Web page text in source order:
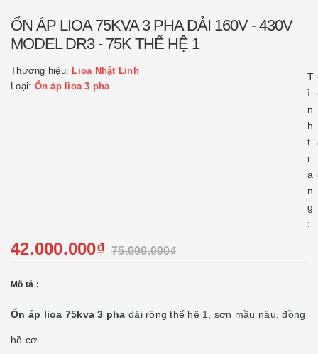
ỔN ÁP LIOA 75KVA 3 PHA DẢI 160V - 430V
MODEL DR3 - 75K THẾ HỆ 1
Thương hiệu: Lioa Nhật Linh
Loại: Ổn áp lioa 3 pha
T
ì
n
h
t
r
ạ
n
g
:
42.000.000₫ 75.000.000₫
Mô tả :
Ổn áp lioa 75kva 3 pha dải rộng thế hệ 1, sơn mầu nâu, đồng
hồ cơ